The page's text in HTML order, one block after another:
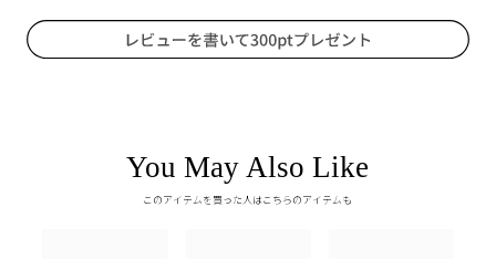
You May Also Like
このアイテムを買った人はこちらのアイテムも